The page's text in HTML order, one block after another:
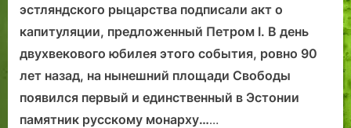
эстляндского рыцарства подписали акт о
капитуляции, предложенный Петром I. В день
двухвекового юбилея этого события, ровно 90
лет назад, на нынешний площади Свободы
появился первый и единственный в Эстонии
памятник русскому монарху……